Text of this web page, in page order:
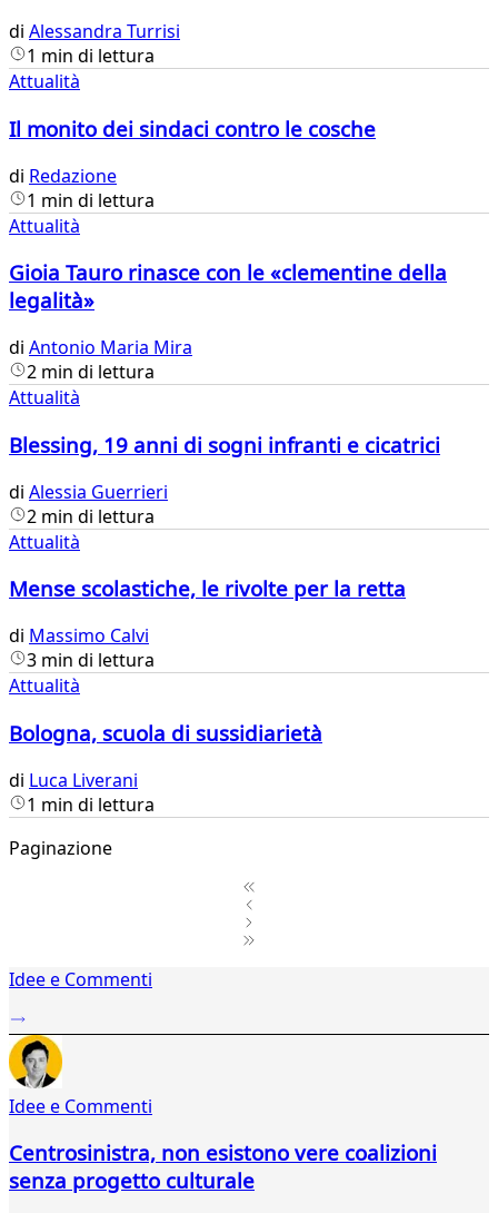
di Alessandra Turrisi
1 min di lettura
Attualità
Il monito dei sindaci contro le cosche
di Redazione
1 min di lettura
Attualità
Gioia Tauro rinasce con le «clementine della
legalità»
di Antonio Maria Mira
2 min di lettura
Attualità
Blessing, 19 anni di sogni infranti e cicatrici
di Alessia Guerrieri
2 min di lettura
Attualità
Mense scolastiche, le rivolte per la retta
di Massimo Calvi
3 min di lettura
Attualità
Bologna, scuola di sussidiarietà
di Luca Liverani
1 min di lettura
Paginazione
2Idee e Commenti
Idee e Commenti
Centrosinistra, non esistono vere coalizioni
senza progetto culturale